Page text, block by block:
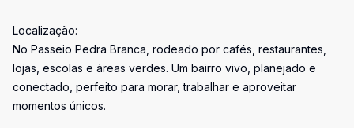
Localização:
No Passeio Pedra Branca, rodeado por cafés, restaurantes,
lojas, escolas e áreas verdes. Um bairro vivo, planejado e
conectado, perfeito para morar, trabalhar e aproveitar
momentos únicos.